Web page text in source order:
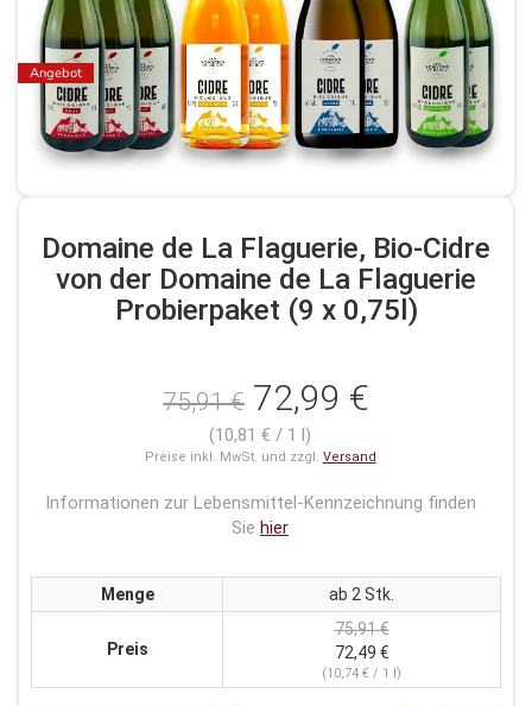
Angebot
Domaine de La Flaguerie, Bio-Cidre
von der Domaine de La Flaguerie
Probierpaket (9 x 0,75l)
75,91 € 72,99 €
(10,81 € / 1 l)
Preise inkl. MwSt. und zzgl. Versand
Informationen zur Lebensmittel-Kennzeichnung finden
Sie hier
Menge ab 2 Stk.
Preis
75,91 €
72,49 €
(10,74 € / 1 l)